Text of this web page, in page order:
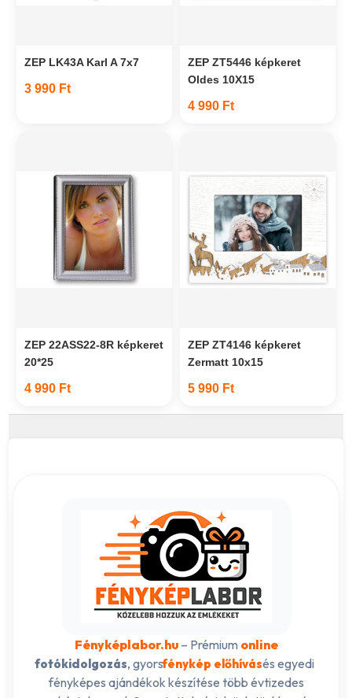
ZEP LK43A Karl A 7x7
3 990 Ft
ZEP ZT5446 képkeret
Oldes 10X15
4 990 Ft
ZEP 22ASS22-8R képkeret
20*25
4 990 Ft
ZEP ZT4146 képkeret
Zermatt 10x15
5 990 Ft
Fényképlabor.hu– Prémium online
fotókidolgozás, gyorsfénykép előhívásés egyedi
fényképes ajándékok készítése több évtizedes